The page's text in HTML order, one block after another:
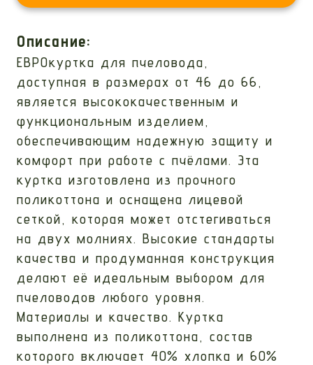
Описание:
ЕВРОкуртка для пчеловода,
доступная в размерах от 46 до 66,
является высококачественным и
функциональным изделием,
обеспечивающим надежную защиту и
комфорт при работе с пчёлами. Эта
куртка изготовлена из прочного
поликоттона и оснащена лицевой
сеткой, которая может отстегиваться
на двух молниях. Высокие стандарты
качества и продуманная конструкция
делают её идеальным выбором для
пчеловодов любого уровня.
Материалы и качество. Куртка
выполнена из поликоттона, состав
которого включает 40% хлопка и 60%